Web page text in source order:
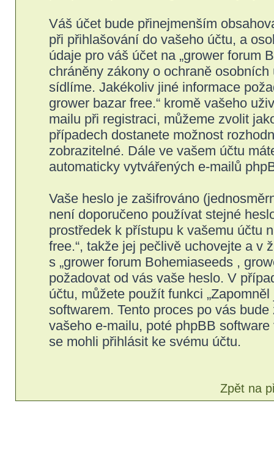
Váš účet bude přinejmenším
při přihlašování do vašeho účtu, a
údaje pro váš účet na „grower forum
chráněny zákony o ochraně
sídlíme. Jakékoliv jiné informace
grower bazar free.“ kromě vašeho
mailu při registraci, můžeme zvolit
případech dostanete možnost
zobrazitelné. Dále ve vašem účtu
automaticky vytvářených e-mailů
Vaše heslo je zašifrováno
není doporučeno používat stejné
prostředek k přístupu k vašemu účtu
free.“, takže jej pečlivě uchovejte a v
s „grower forum Bohemiaseeds ,
požadovat od vás vaše heslo. V
účtu, můžete použít funkci
softwarem. Tento proces po vás
vašeho e-mailu, poté phpBB
se mohli přihlásit ke svému účtu.
Zpět na